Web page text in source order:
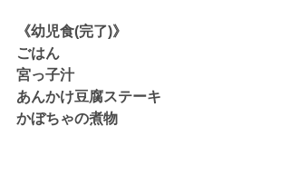
《幼児食(完了)》
ごはん
宮っ子汁
あんかけ豆腐ステーキ
かぼちゃの煮物